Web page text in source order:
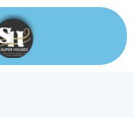
تخطي
إلى
المحتوى